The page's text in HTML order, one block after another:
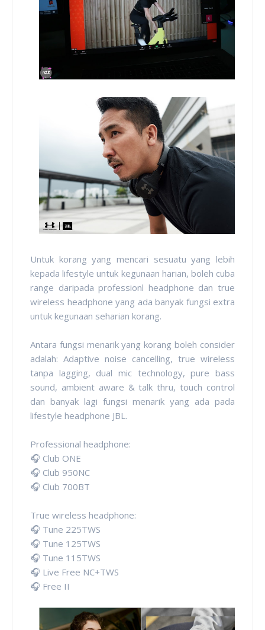
Untuk korang yang mencari sesuatu yang lebih
kepada lifestyle untuk kegunaan harian, boleh cuba
range daripada professionl headphone dan true
wireless headphone yang ada banyak fungsi extra
untuk kegunaan seharian korang.
Antara fungsi menarik yang korang boleh consider
adalah: Adaptive noise cancelling, true wireless
tanpa lagging, dual mic technology, pure bass
sound, ambient aware & talk thru, touch control
dan banyak lagi fungsi menarik yang ada pada
lifestyle headphone JBL.
Professional headphone:
🎧 Club ONE
🎧 Club 950NC
🎧 Club 700BT
True wireless headphone:
🎧 Tune 225TWS
🎧 Tune 125TWS
🎧 Tune 115TWS
🎧 Live Free NC+TWS
🎧 Free II